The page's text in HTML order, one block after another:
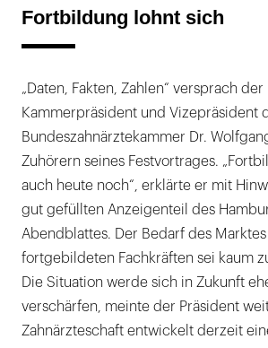
Fortbildung lohnt sich
„Daten, Fakten, Zahlen“ versprach
Kammerpräsident und Vizepräsident
Bundeszahnärztekammer Dr.
Zuhörern seines Festvortrages.
auch heute noch“, erklärte er mit
gut gefüllten Anzeigenteil des
Abendblattes. Der Bedarf des
fortgebildeten Fachkräften sei kaum
Die Situation werde sich in Zukunft
verschärfen, meinte der Präsident
Zahnärzteschaft entwickelt derzeit